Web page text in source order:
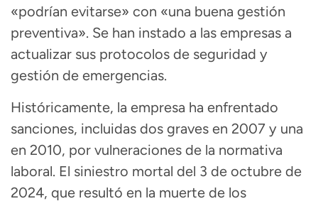
«podrían evitarse» con «una buena gestión
preventiva». Se han instado a las empresas a
actualizar sus protocolos de seguridad y
gestión de emergencias.
Históricamente, la empresa ha enfrentado
sanciones, incluidas dos graves en 2007 y una
en 2010, por vulneraciones de la normativa
laboral. El siniestro mortal del 3 de octubre de
2024, que resultó en la muerte de los